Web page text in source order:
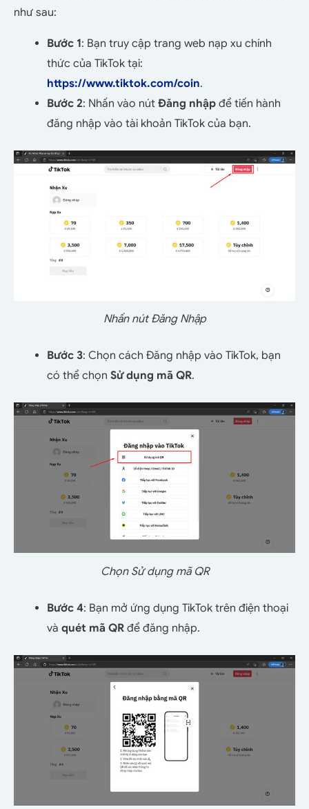
như sau:
Bước 1: Bạn truy cập trang web nạp xu chính
thức của TikTok tại:
https://www.tiktok.com/coin.
Bước 2: Nhấn vào nút Đăng nhập để tiến hành
đăng nhập vào tài khoản TikTok của bạn.
Nhấn nút Đăng Nhập
Bước 3: Chọn cách Đăng nhập vào TikTok, bạn
có thể chọn Sử dụng mã QR.
Chọn Sử dụng mã QR
Bước 4: Bạn mở ứng dụng TikTok trên điện thoại
và quét mã QR để đăng nhập.